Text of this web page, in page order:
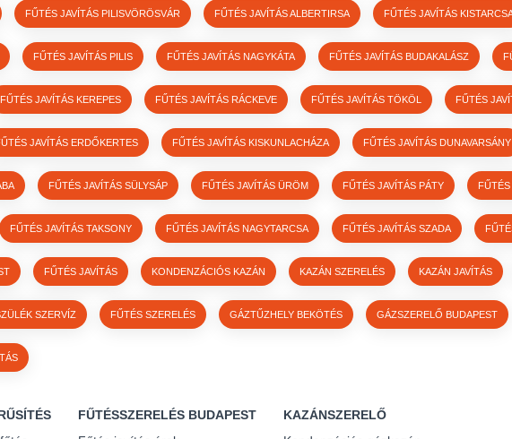
FŰTÉS JAVÍTÁS PILISVÖRÖSVÁR FŰTÉS JAVÍTÁS ALBERTIRSA FŰTÉS JAVÍTÁS
FŰTÉS JAVÍTÁS PILIS FŰTÉS JAVÍTÁS NAGYKÁTA FŰTÉS JAVÍTÁS BUDAKALÁSZ
FŰTÉS JAVÍTÁS KEREPES FŰTÉS JAVÍTÁS RÁCKEVE FŰTÉS JAVÍTÁS TÖKÖL FŰTÉS
JAVÍTÁS ERDŐKERTES FŰTÉS JAVÍTÁS KISKUNLACHÁZA FŰTÉS JAVÍTÁS DUNAVARSÁNY
FŰTÉS JAVÍTÁS SÜLYSÁP FŰTÉS JAVÍTÁS ÜRÖM FŰTÉS JAVÍTÁS PÁTY
FŰTÉS JAVÍTÁS TAKSONY FŰTÉS JAVÍTÁS NAGYTARCSA FŰTÉS JAVÍTÁS SZADA
FŰTÉS JAVÍTÁS KONDENZÁCIÓS KAZÁN KAZÁN SZERELÉS KAZÁN JAVÍTÁS
SZERVÍZ FŰTÉS SZERELÉS GÁZTŰZHELY BEKÖTÉS GÁZSZERELŐ BUDAPEST
FŰTÉSSZERELÉS BUDAPEST
KAZÁNSZERELŐ